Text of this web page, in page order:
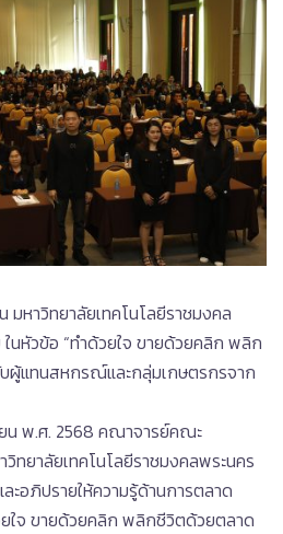
หาวิทยาลัยเทคโนโลยีราชมงคล
นหัวข้อ “ทำด้วยใจ ขายด้วยคลิก พลิก
ผู้แทนสหกรณ์และกลุ่มเกษตรกรจาก
น พ.ศ. 2568 คณาจารย์คณะ
ทยาลัยเทคโนโลยีราชมงคลพระนคร
ะอภิปรายให้ความรู้ด้านการตลาด
ใจ ขายด้วยคลิก พลิกชีวิตด้วยตลาด